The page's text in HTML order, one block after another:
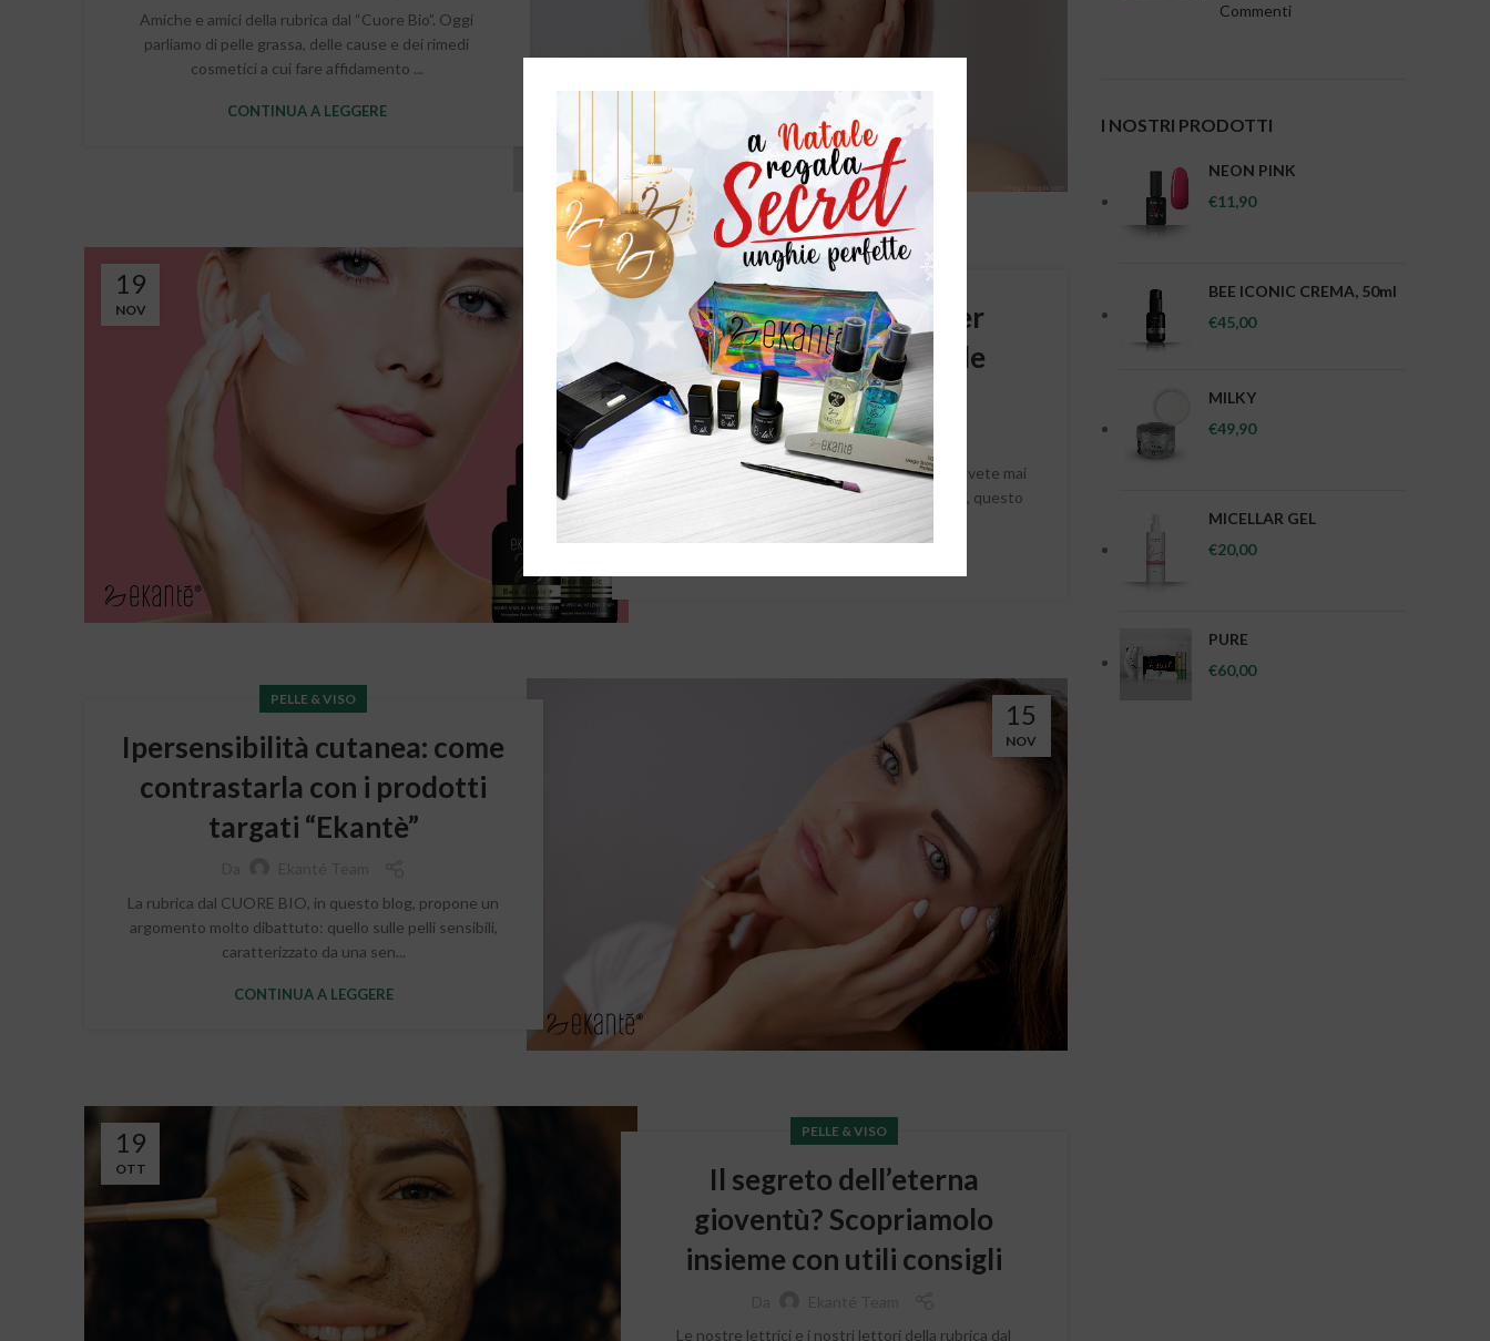
Amiche e amici della rubrica dal “Cuore Bio”. Oggi
parliamo di pelle grassa, delle cause e dei rimedi
cosmetici a cui fare affidamento ...
CONTINUA A LEGGERE
19
NOV
PELLE & VISO
La linea Bee Iconic per
mantenere la tua pelle
giovane e tonica
Da
Ekanté Team
Amiche e amici della rubrica dal CUORE BIO, avete mai
sentito parlare del veleno d’api? In cosmetica, questo
estratto naturale viene se...
15
NOV
PELLE & VISO
Ipersensibilità cutanea: come
contrastarla con i prodotti
targati “Ekantè”
La rubrica dal CUORE BIO, in questo blog, propone un
argomento molto dibattuto: quello sulle pelli sensibili,
caratterizzato da una sen...
CONTINUA A LEGGERE
19
OTT
PELLE & VISO
Il segreto dell’eterna
gioventù? Scopriamolo
insieme con utili consigli
Le nostre lettrici e i nostri lettori della rubrica dal
Commenti
I NOSTRI PRODOTTI
NEON PINK
€11,90
BEE ICONIC CREMA, 50ml
€45,00
MILKY
€49,90
MICELLAR GEL
€20,00
PURE
€60,00